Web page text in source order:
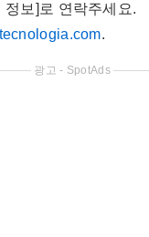
정보]로 연락주세요.
.
광고 - SpotAds